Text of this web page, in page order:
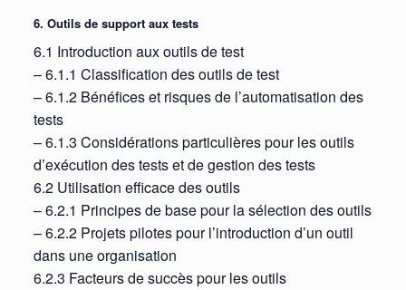
6. Outils de support aux tests
6.1 Introduction aux outils de test
– 6.1.1 Classification des outils de test
– 6.1.2 Bénéfices et risques de l’automatisation des
tests
– 6.1.3 Considérations particulières pour les outils
d’exécution des tests et de gestion des tests
6.2 Utilisation efficace des outils
– 6.2.1 Principes de base pour la sélection des outils
– 6.2.2 Projets pilotes pour l’introduction d’un outil
dans une organisation
6.2.3 Facteurs de succès pour les outils